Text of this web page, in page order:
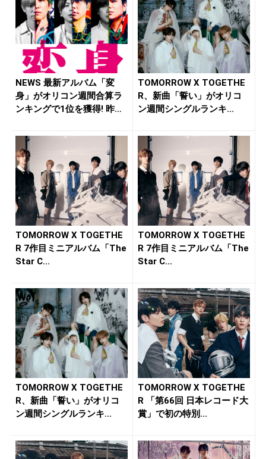
NEWS 最新アルバム「変
身」がオリコン週間合算ラ
ンキングで1位を獲得! 昨年
TOMORROW X TOGETHE
R、新曲「誓い」がオリコ
ン週間シングルランキ...
TOMORROW X TOGETHE
R 7作目ミニアルバム「The
Star C...
TOMORROW X TOGETHE
R 7作目ミニアルバム「The
Star C...
TOMORROW X TOGETHE
R、新曲「誓い」がオリコ
ン週間シングルランキ...
TOMORROW X TOGETHE
R 「第66回 日本レコード大
賞」で初の特別...